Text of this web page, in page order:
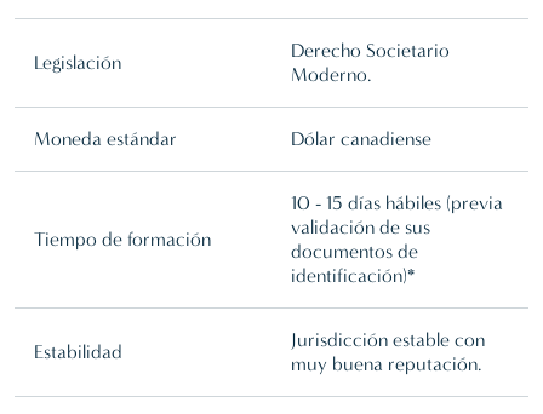
Legislación
Derecho Societario
Moderno.
Moneda estándar Dólar canadiense
Tiempo de formación
10 - 15 días hábiles (previa
validación de sus
documentos de
identificación)*
Estabilidad
Jurisdicción estable con
muy buena reputación.